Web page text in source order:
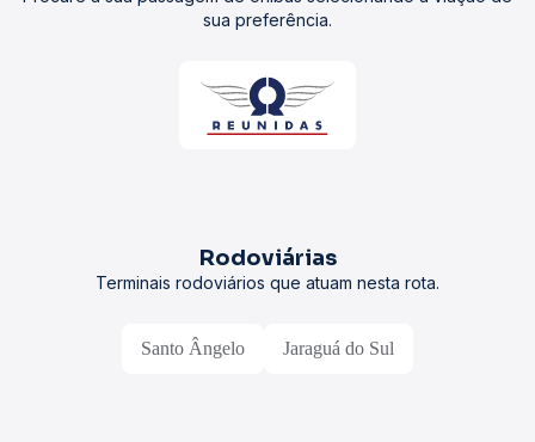
sua preferência.
Rodoviárias
Terminais rodoviários que atuam nesta rota.
Santo Ângelo Jaraguá do Sul